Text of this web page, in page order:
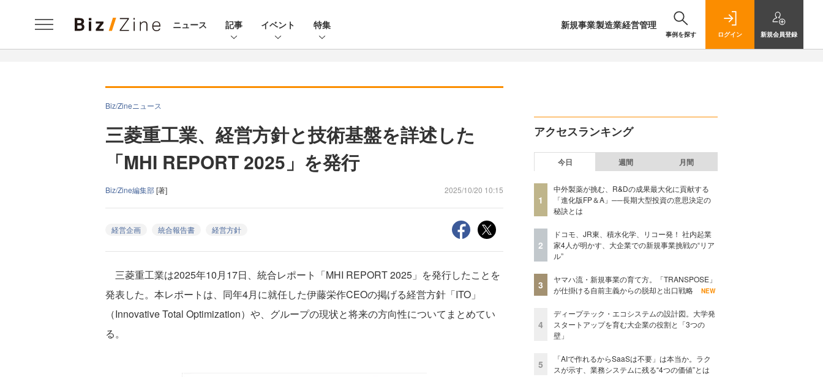
ニュース 記事 イベント 特集 新規事業製造業経営管理
事例を探す ログイン 新規会員登録
Biz/Zineニュース
三菱重工業、経営方針と技術基盤を詳述した
「MHI REPORT 2025」を発行
Biz/Zine編集部[著] 2025/10/20 10:15
経営企画 統合報告書 経営方針
三菱重工業は2025年10月17日、統合レポート「MHI REPORT 2025」を発行したことを
発表した。本レポートは、同年4月に就任した伊藤栄作CEOの掲げる経営方針「ITO」
（Innovative Total Optimization）や、グループの現状と将来の方向性についてまとめてい
る。
アクセスランキング
今日 週間 月間
1
中外製薬が挑む、R&Dの成果最大化に貢献する
「進化版FP＆A」──長期大型投資の意思決定の
秘訣とは
2
ドコモ、JR東、積水化学、リコー発！ 社内起業
家4人が明かす、大企業での新規事業挑戦の“リア
ル”
3
ヤマハ流・新規事業の育て方。「TRANSPOSE」
が仕掛ける自前主義からの脱却と出口戦略
NEW
4
ディープテック・エコシステムの設計図。大学発
スタートアップを育む大企業の役割と「3つの
壁」
5
「AIで作れるからSaaSは不要」は本当か。ラク
スが示す、業務システムに残る“4つの価値”とは